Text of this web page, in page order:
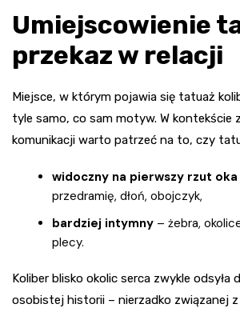
Umiejscowienie
przekaz w relacji
Miejsce, w którym pojawia się tatuaż
tyle samo, co sam motyw. W kontekście
komunikacji warto patrzeć na to, czy
widoczny na pierwszy rzut oka
przedramię, dłoń, obojczyk,
bardziej intymny – żebra,
plecy.
Koliber blisko okolic serca zwykle odsyła
osobistej historii – nierzadko związanej